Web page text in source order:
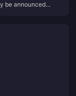
launch the
be announced